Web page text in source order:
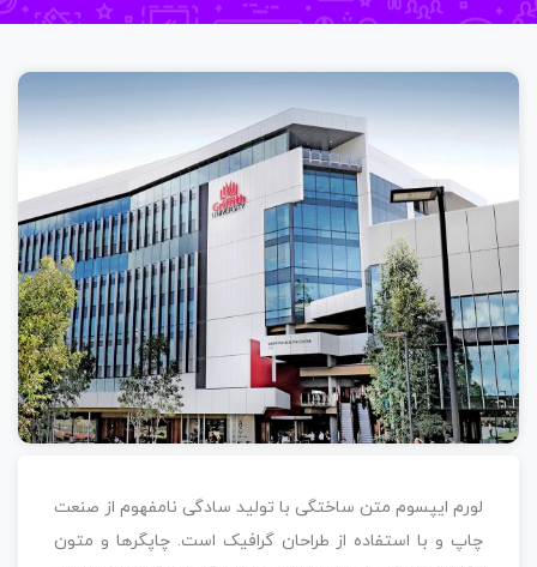
لورم ایپسوم متن ساختگی با تولید سادگی نامفهوم از صنعت
چاپ و با استفاده از طراحان گرافیک است. چاپگرها و متون